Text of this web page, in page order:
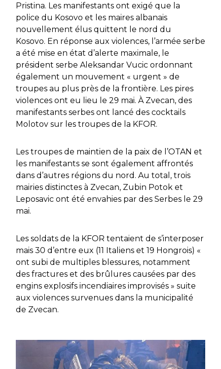
Pristina. Les manifestants ont exigé que la
police du Kosovo et les maires albanais
nouvellement élus quittent le nord du
Kosovo. En réponse aux violences, l’armée serbe
a été mise en état d’alerte maximale, le
président serbe Aleksandar Vucic ordonnant
également un mouvement « urgent » de
troupes au plus près de la frontière. Les pires
violences ont eu lieu le 29 mai. À Zvecan, des
manifestants serbes ont lancé des cocktails
Molotov sur les troupes de la KFOR.
Les troupes de maintien de la paix de l’OTAN et
les manifestants se sont également affrontés
dans d’autres régions du nord. Au total, trois
mairies distinctes à Zvecan, Zubin Potok et
Leposavic ont été envahies par des Serbes le 29
mai.
Les soldats de la KFOR tentaient de s’interposer
mais 30 d’entre eux (11 Italiens et 19 Hongrois) «
ont subi de multiples blessures, notamment
des fractures et des brûlures causées par des
engins explosifs incendiaires improvisés » suite
aux violences survenues dans la municipalité
de Zvecan.